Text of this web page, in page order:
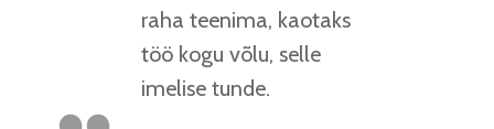
raha teenima, kaotaks
töö kogu võlu, selle
imelise tunde.